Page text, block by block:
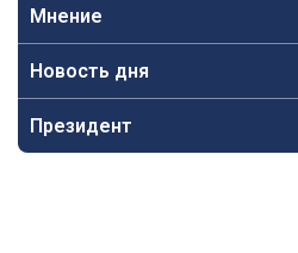
Мнение
Новость дня
Президент